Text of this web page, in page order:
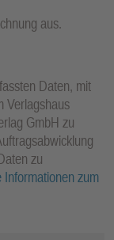
aus.
Daten, mit
Verlagshaus
GmbH zu
zu
Informationen zum